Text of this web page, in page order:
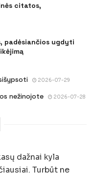
citatos,
padėsiančios ugdyti
2026-07-29
nežinojote 2026-07-28
dažnai kyla
Turbūt ne